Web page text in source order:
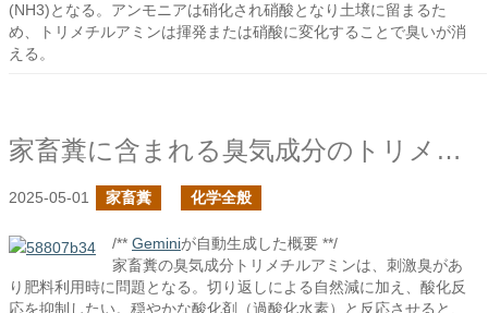
(NH3)となる。アンモニアは硝化され硝酸となり土壌に留まるた
め、トリメチルアミンは揮発または硝酸に変化することで臭いが消
える。
家畜糞に含まれる臭気成分のトリメチルアミンの酸化
2025-05-01 家畜糞 化学全般
/** Geminiが自動生成した概要 **/
家畜糞の臭気成分トリメチルアミンは、刺激臭があ
り肥料利用時に問題となる。切り返しによる自然減に加え、酸化反
応を抑制したい。穏やかな酸化剤（過酸化水素）と反応させると、